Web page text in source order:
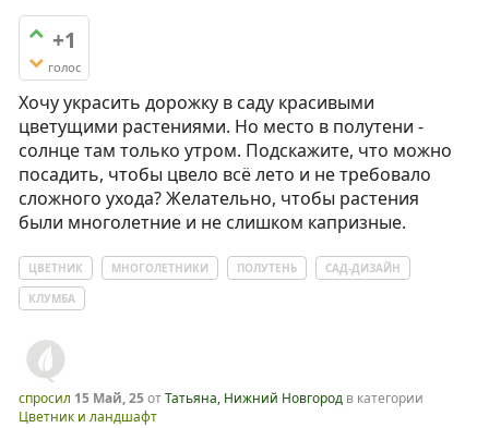
+1
голос
Хочу украсить дорожку в саду красивыми
цветущими растениями. Но место в полутени -
солнце там только утром. Подскажите, что можно
посадить, чтобы цвело всё лето и не требовало
сложного ухода? Желательно, чтобы растения
были многолетние и не слишком капризные.
ЦВЕТНИК МНОГОЛЕТНИКИ ПОЛУТЕНЬ
САД-ДИЗАЙН
КЛУМБА
спросил 15 Май, 25отТатьяна, Нижний Новгород в категории
Цветник и ландшафт